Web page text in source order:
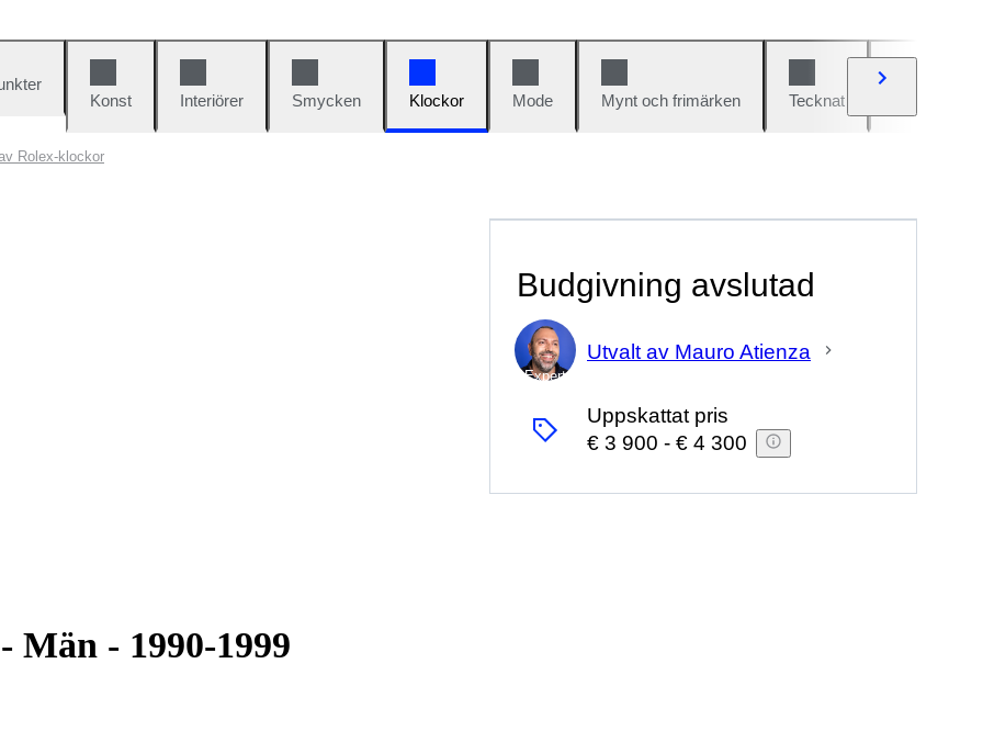
Konst
Interiörer Smycken Klockor Mode Mynt och frimärken Tecknat
Rolex-klockor
Män - 1990-1999
Budgivning avslutad
Expert
Utvalt av Mauro Atienza
Uppskattat pris
€ 3 900 - € 4 300